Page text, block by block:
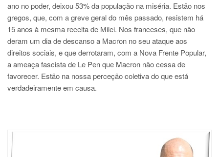
ano no poder, deixou 53% da população na miséria. Estão nos
gregos, que, com a greve geral do mês passado, resistem há
15 anos à mesma receita de Milei. Nos franceses, que não
deram um dia de descanso a Macron no seu ataque aos
direitos sociais, e que derrotaram, com a Nova Frente Popular,
a ameaça fascista de Le Pen que Macron não cessa de
favorecer. Estão na nossa perceção coletiva do que está
verdadeiramente em causa.